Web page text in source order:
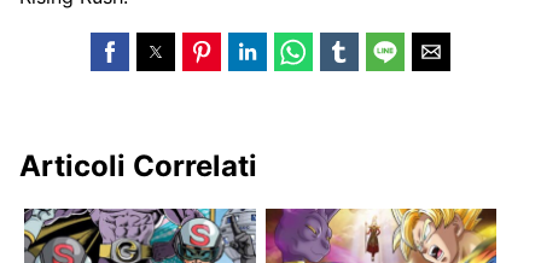
Articoli Correlati